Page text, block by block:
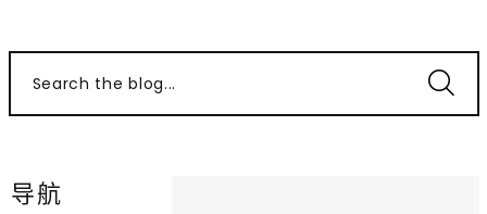
Search the blog...
导航